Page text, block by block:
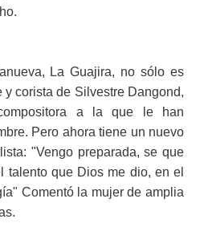
La Guajira, no sólo es
y corista de Silvestre Dangond,
a la que le han
Pero ahora tiene un nuevo
"Vengo preparada, se que
talento que Dios me dio, en el
Comentó la mujer de amplia